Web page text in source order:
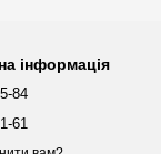
інформація
84
61